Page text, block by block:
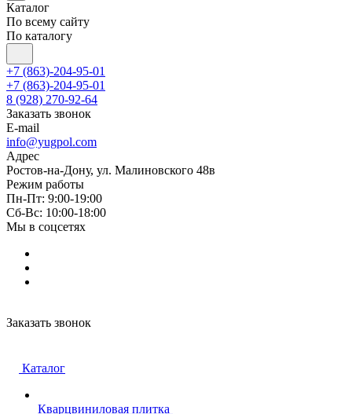
Каталог
По всему сайту
По каталогу
+7 (863)-204-95-01
+7 (863)-204-95-01
8 (928) 270-92-64
Заказать звонок
E-mail
info@yugpol.com
Адрес
Ростов-на-Дону, ул. Малиновского 48в
Режим работы
Пн-Пт: 9:00-19:00
Cб-Вс: 10:00-18:00
Мы в соцсетях
Заказать звонок
Каталог
Кварцвиниловая плитка